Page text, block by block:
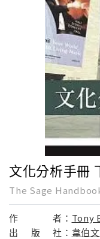
文化分析手冊
The Sage
作 者： Tony
出
版 社： 韋伯